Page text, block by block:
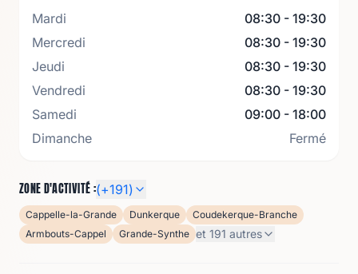
Mardi
08:30 - 19:30
Mercredi
08:30 - 19:30
Jeudi
08:30 - 19:30
Vendredi
08:30 - 19:30
Samedi
09:00 - 18:00
Dimanche
Fermé
ZONE D'ACTIVITÉ :(+191)
Cappelle-la-Grande Dunkerque
Coudekerque-Branche
Armbouts-Cappel
Grande-Synthe et 191 autres